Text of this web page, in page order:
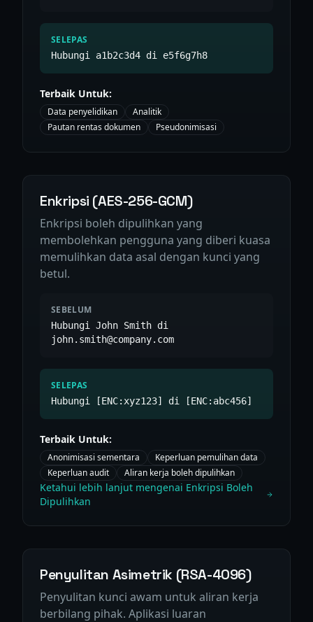
SELEPAS
Hubungi a1b2c3d4 di e5f6g7h8
Terbaik Untuk:
Data penyelidikan
Analitik
Pautan rentas dokumen
Pseudonimisasi
Enkripsi (AES-256-GCM)
Enkripsi boleh dipulihkan yang
membolehkan pengguna yang diberi kuasa
memulihkan data asal dengan kunci yang
betul.
SEBELUM
Hubungi John Smith di
john.smith@company.com
SELEPAS
Hubungi [ENC:xyz123] di [ENC:abc456]
Terbaik Untuk:
Anonimisasi sementara
Keperluan pemulihan data
Keperluan audit
Aliran kerja boleh dipulihkan
Ketahui lebih lanjut mengenai Enkripsi Boleh
Dipulihkan
Penyulitan Asimetrik (RSA-4096)
Penyulitan kunci awam untuk aliran kerja
berbilang pihak. Aplikasi luaran